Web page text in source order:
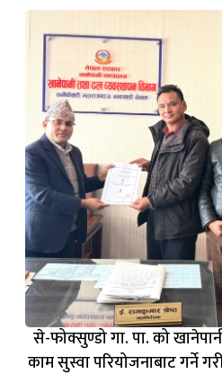
से-फोक्सुण्डो गा. पा. को
काम सुस्वा परियोजनाबाट गर्ने